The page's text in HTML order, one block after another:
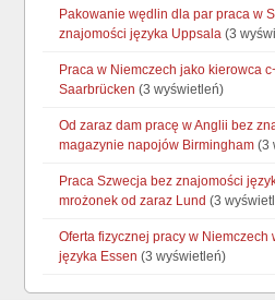
Pakowanie wędlin dla par praca w
znajomości języka Uppsala (3
Praca w Niemczech jako kierowca
Saarbrücken (3 wyświetleń)
Od zaraz dam pracę w Anglii bez
magazynie napojów Birmingham (3
Praca Szwecja bez znajomości
mrożonek od zaraz Lund (3
Oferta fizycznej pracy w Niemczech
języka Essen (3 wyświetleń)